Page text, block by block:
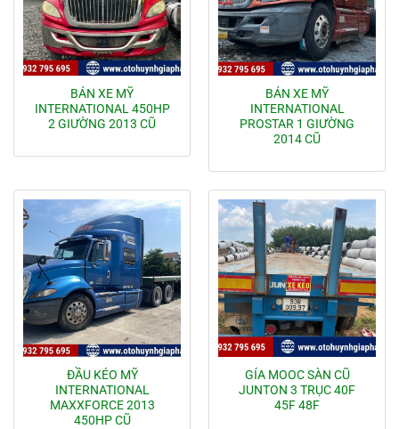
BÁN XE MỸ
INTERNATIONAL 450HP
2 GIƯỜNG 2013 CŨ
BÁN XE MỸ
INTERNATIONAL
PROSTAR 1 GIƯỜNG
2014 CŨ
ĐẦU KÉO MỸ
INTERNATIONAL
MAXXFORCE 2013
450HP CŨ
GÍA MOOC SÀN CŨ
JUNTON 3 TRỤC 40F
45F 48F